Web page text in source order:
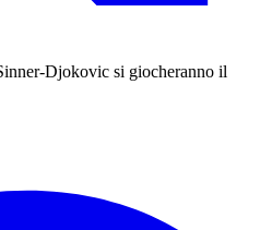
Djokovic si giocheranno il